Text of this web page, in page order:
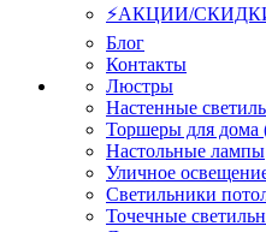
⚡АКЦИИ/
Блог
Контакты
Люстры
Настенные
Торшеры для дома
Настольные лампы
Уличное
Светильники
Точечные